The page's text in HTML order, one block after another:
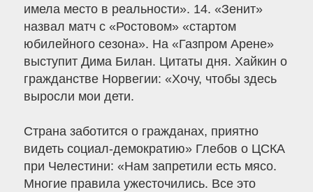
имела место в реальности». 14. «Зенит»
назвал матч с «Ростовом» «стартом
юбилейного сезона». На «Газпром Арене»
выступит Дима Билан. Цитаты дня. Хайкин о
гражданстве Норвегии: «Хочу, чтобы здесь
выросли мои дети.
Страна заботится о гражданах, приятно
видеть социал-демократию» Глебов о ЦСКА
при Челестини: «Нам запретили есть мясо.
Многие правила ужесточились. Все это